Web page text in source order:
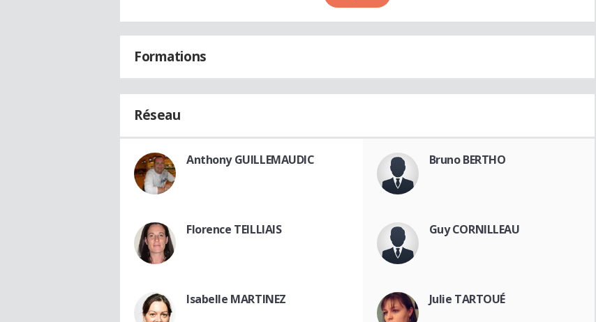
Formations
Réseau
Anthony GUILLEMAUDIC Bruno BERTHO
Florence TEILLIAIS Guy CORNILLEAU
Isabelle MARTINEZ Julie TARTOUÉ